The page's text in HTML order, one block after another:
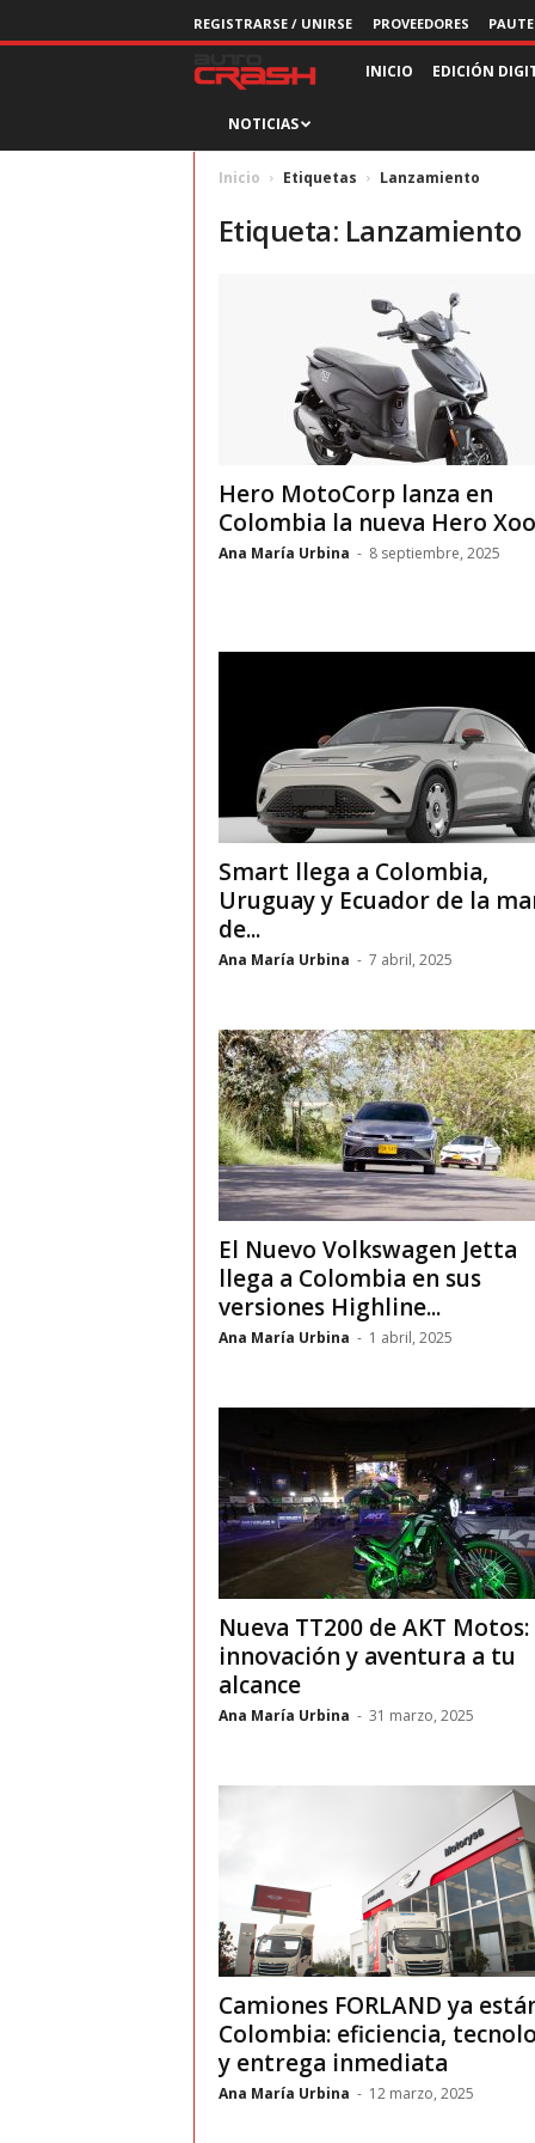
REGISTRARSE / UNIRSE PROVEEDORES
v
a
A
u
c
s
–
C
s
v
i
o
b
i
a
INICIO EDICIÓN
NOTICIAS
Inicio Etiquetas Lanzamiento
Etiqueta: Lanzamiento
Hero MotoCorp lanza en
Colombia la nueva Hero
Ana María Urbina - 8 septiembre, 2025
Smart llega a Colombia,
Uruguay y Ecuador de la
de...
Ana María Urbina - 7 abril, 2025
El Nuevo Volkswagen Jetta
llega a Colombia en sus
versiones Highline...
Ana María Urbina - 1 abril, 2025
Nueva TT200 de AKT Motos:
innovación y aventura a tu
alcance
Ana María Urbina - 31 marzo, 2025
Camiones FORLAND ya
Colombia: eficiencia,
y entrega inmediata
Ana María Urbina - 12 marzo, 2025